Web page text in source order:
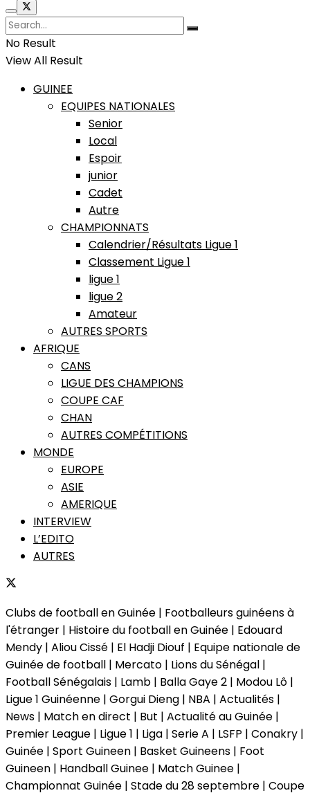
No Result
View All Result
GUINEE
EQUIPES NATIONALES
Senior
Local
Espoir
junior
Cadet
Autre
CHAMPIONNATS
Calendrier/Résultats Ligue 1
Classement Ligue 1
ligue 1
ligue 2
Amateur
AUTRES SPORTS
AFRIQUE
CANS
LIGUE DES CHAMPIONS
COUPE CAF
CHAN
AUTRES COMPÉTITIONS
MONDE
EUROPE
ASIE
AMERIQUE
INTERVIEW
L’EDITO
AUTRES
Clubs de football en Guinée | Footballeurs guinéens à
l'étranger | Histoire du football en Guinée | Edouard
Mendy | Aliou Cissé | El Hadji Diouf | Equipe nationale de
Guinée de football | Mercato | Lions du Sénégal |
Football Sénégalais | Lamb | Balla Gaye 2 | Modou Lô |
Ligue 1 Guinéenne | Gorgui Dieng | NBA | Actualités |
News | Match en direct | But | Actualité au Guinée |
Premier League | Ligue 1 | Liga | Serie A | LSFP | Conakry |
Guinée | Sport Guineen | Basket Guineens | Foot
Guineen | Handball Guinee | Match Guinee |
Championnat Guinée | Stade du 28 septembre | Coupe